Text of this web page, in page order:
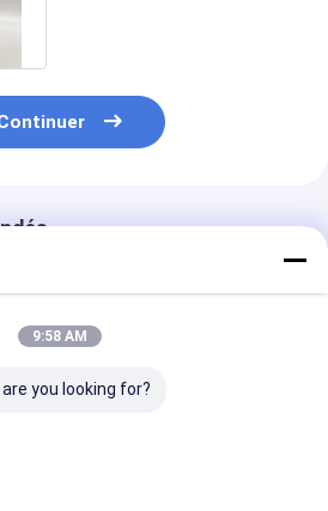
9:58 AM
you looking for?